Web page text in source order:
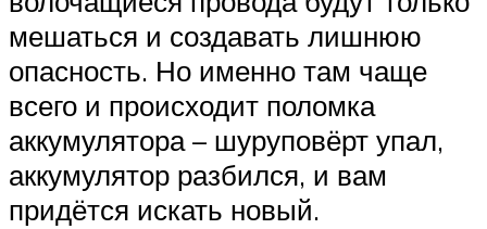
мешаться и создавать лишнюю
опасность. Но именно там чаще
всего и происходит поломка
аккумулятора – шуруповёрт упал,
аккумулятор разбился, и вам
придётся искать новый.